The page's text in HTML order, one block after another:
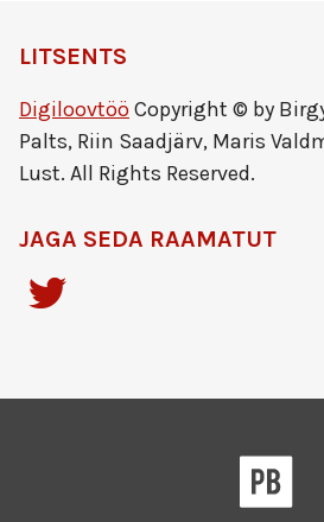
LITSENTS
DigiloovtööCopyright © by
Palts, Riin Saadjärv, Maris
Lust. All Rights Reserved.
JAGA SEDA RAAMATUT